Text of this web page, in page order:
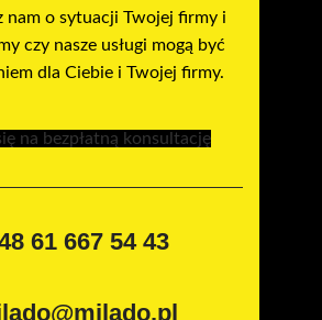
nam o sytuacji Twojej firmy i
czy nasze usługi mogą być
dla Ciebie i Twojej firmy.
na bezpłatną konsultację
61 667 54 43